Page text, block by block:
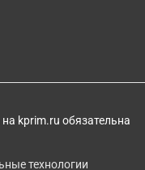
kprim.ru обязательна
технологии